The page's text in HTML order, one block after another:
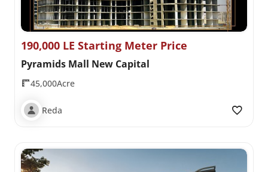
190,000 LE Starting Meter Price
Pyramids Mall New Capital
45,000Acre
Reda